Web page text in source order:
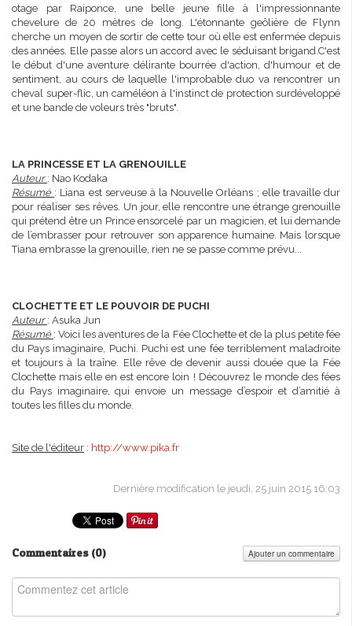
otage par Raiponce, une belle jeune fille à l'impressionnante
chevelure de 20 mètres de long. L'étonnante geôlière de Flynn
cherche un moyen de sortir de cette tour où elle est enfermée depuis
des années. Elle passe alors un accord avec le séduisant brigand.C'est
le début d'une aventure délirante bourrée d'action, d'humour et de
sentiment, au cours de laquelle l'improbable duo va rencontrer un
cheval super-flic, un caméléon à l'instinct de protection surdéveloppé
et une bande de voleurs très "bruts".
LA PRINCESSE ET LA GRENOUILLE
Auteur : Nao Kodaka
Résumé : Liana est serveuse à la Nouvelle Orléans ; elle travaille dur
pour réaliser ses rêves. Un jour, elle rencontre une étrange grenouille
qui prétend être un Prince ensorcelé par un magicien, et lui demande
de l’embrasser pour retrouver son apparence humaine. Mais lorsque
Tiana embrasse la grenouille, rien ne se passe comme prévu...
CLOCHETTE ET LE POUVOIR DE PUCHI
Auteur : Asuka Jun
Résumé : Voici les aventures de la Fée Clochette et de la plus petite fée
du Pays imaginaire, Puchi. Puchi est une fée terriblement maladroite
et toujours à la traîne. Elle rêve de devenir aussi douée que la Fée
Clochette mais elle en est encore loin ! Découvrez le monde des fées
du Pays imaginaire, qui envoie un message d’espoir et d’amitié à
toutes les filles du monde.
Site de l'éditeur : http://www.pika.fr
Dernière modification le jeudi, 25 juin 2015 16:03
Commentaires (0) Ajouter un commentaire